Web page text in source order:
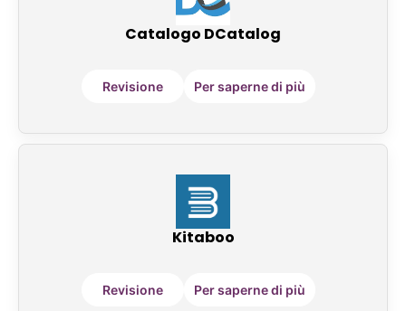
Catalogo DCatalog
Revisione Per saperne di più
Kitaboo
Revisione Per saperne di più